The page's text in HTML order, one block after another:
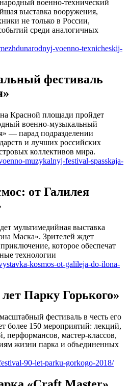
военно-технический
выставка вооружения,
не только в России,
среди аналогичных
voenno-texnicheskij-
фестиваль
Красной площади пройдет
военно-музыкальный
— парад подразделении
и лучших российских
коллективов мира.
muzykalnyj-festival-spasskaja-
от Галилея
мультимедийная выставка
Маска». Зрителей ждет
которое обеспечат
технологии
kosmos-ot-galileja-do-ilona-
Парку Горького»
фестиваль в честь его
более 150 мероприятий: лекций,
перформансов, мастер-классов,
жизни парка и объединенных
90-let-parku-gorkogo-2018/